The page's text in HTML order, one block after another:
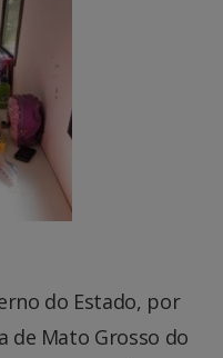
do Estado, por
de Mato Grosso do